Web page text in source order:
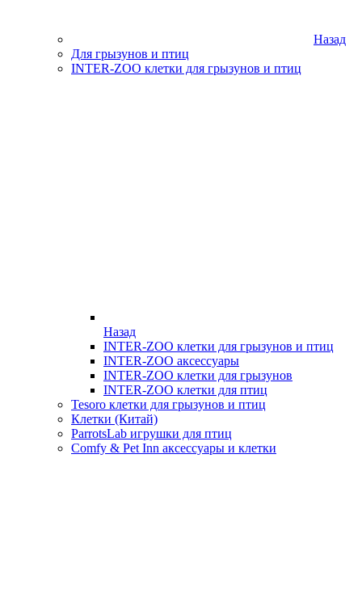
Назад
Для грызунов и птиц
INTER-ZOO клетки для грызунов и птиц
Назад
INTER-ZOO клетки для грызунов и птиц
INTER-ZOO аксессуары
INTER-ZOO клетки для грызунов
INTER-ZOO клетки для птиц
Tesoro клетки для грызунов и птиц
Клетки (Китай)
ParrotsLab игрушки для птиц
Comfy & Pet Inn аксессуары и клетки